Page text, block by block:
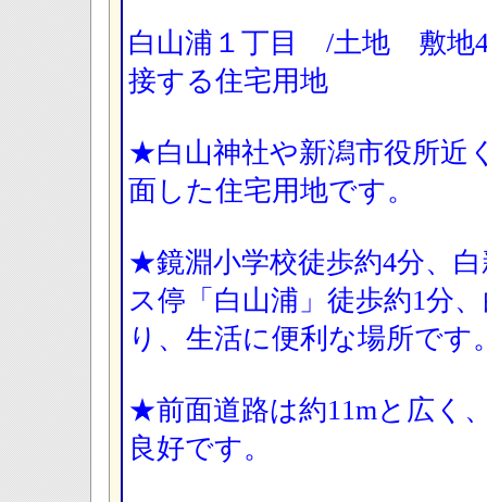
白山浦１丁目 /土地 敷地
接する住宅用地
★白山神社や新潟市役所近
面した住宅用地です。
★鏡淵小学校徒歩約4分、
ス停「白山浦」徒歩約1分
り、生活に便利な場所です
★前面道路は約11mと広く
良好です。